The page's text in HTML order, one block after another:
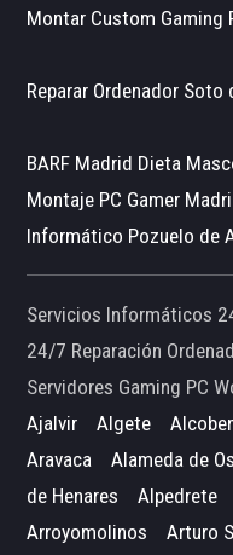
Montar Custom Gaming
Reparar Ordenador Soto
BARF Madrid Dieta
Montaje PC Gamer
Informático Pozuelo de
Servicios Informáticos
24/7 Reparación
Servidores Gaming PC
Ajalvir
Algete
Aravaca
Alameda de
de Henares
Alpedrete
Arroyomolinos
Arturo